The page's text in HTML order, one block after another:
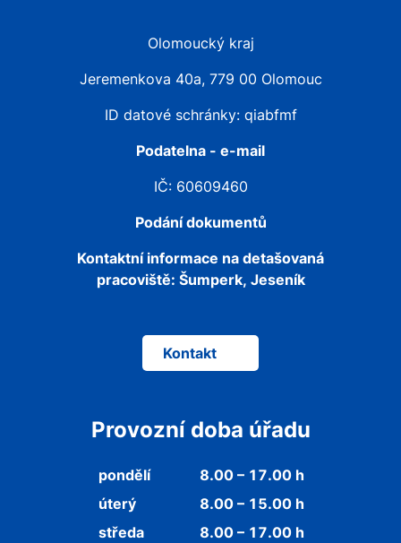
Olomoucký kraj
Jeremenkova 40a, 779 00 Olomouc
ID datové schránky: qiabfmf
Podatelna - e-mail
IČ: 60609460
Podání dokumentů
Kontaktní informace na detašovaná
pracoviště: Šumperk, Jeseník
Kontakt
Provozní doba úřadu
pondělí
8.00 – 17.00 h
úterý
8.00 – 15.00 h
středa
8.00 – 17.00 h